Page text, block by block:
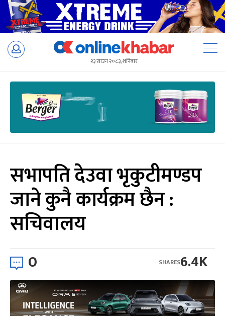
Skip
२३ साउन २०८३, शनिबार
सभापति देउवा भृकुटीमण्डप
जाने कुनै कार्यक्रम छैन :
सचिवालय
0 6.4K
SHARES